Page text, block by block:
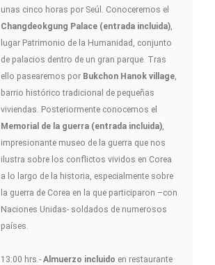
unas cinco horas por Seúl. Conoceremos el
Changdeokgung Palace (entrada incluida)
lugar Patrimonio de la Humanidad, conjunto
de palacios dentro de un gran parque. Tras
ello pasearemos por Bukchon Hanok village
barrio histórico tradicional de pequeñas
viviendas. Posteriormente conocemos el
Memorial de la guerra (entrada incluida)
impresionante museo de la guerra que nos
ilustra sobre los conflictos vividos en Corea
a lo largo de la historia, especialmente sobre
la guerra de Corea en la que participaron –con
Naciones Unidas- soldados de numerosos
países.
13:00 hrs.- Almuerzo incluido en restaurante